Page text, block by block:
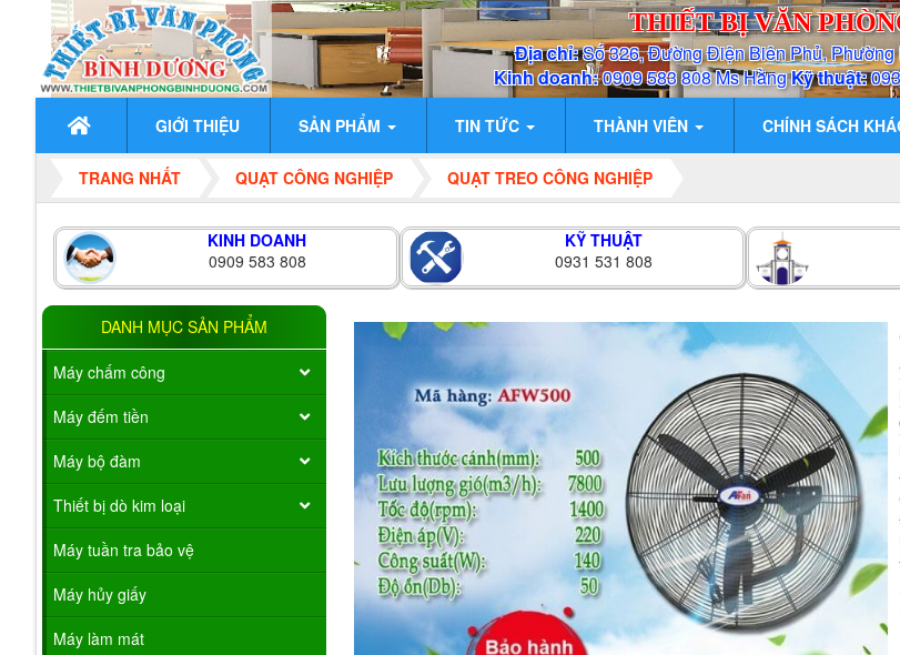
THIẾT BỊ VĂN
Địa chỉ:Số 326, Đường Điện Biên Phủ,
Kinh doanh:0909 583 808 Ms HằngKỹ thuật:
GIỚI THIỆU SẢN PHẨM TIN TỨC THÀNH VIÊN CHÍNH SÁCH
TRANG NHẤT QUẠT CÔNG NGHIỆP QUẠT TREO CÔNG NGHIỆP
KINH DOANH
0909 583 808
KỸ THUẬT
0931 531 808
DANH MỤC SẢN PHẨM
Máy chấm công
Máy đếm tiền
Máy bộ đàm
Thiết bị dò kim loại
Máy tuần tra bảo vệ
Máy hủy giấy
Máy làm mát